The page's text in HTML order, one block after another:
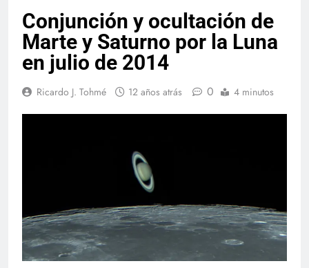
Conjunción y ocultación de
Marte y Saturno por la Luna
en julio de 2014
Ricardo J. Tohmé 12 años atrás 0 4 minutos